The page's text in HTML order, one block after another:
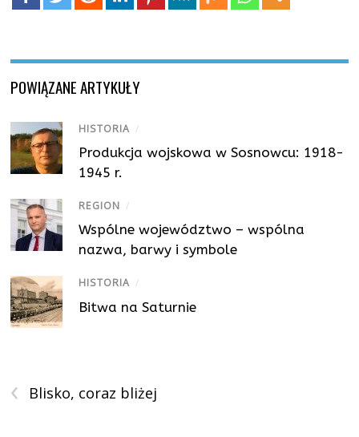
POWIĄZANE ARTYKUŁY
HISTORIA /
Produkcja wojskowa w Sosnowcu: 1918-
1945 r.
REGION /
Wspólne województwo – wspólna
nazwa, barwy i symbole
HISTORIA /
Bitwa na Saturnie
‹ Blisko, coraz bliżej